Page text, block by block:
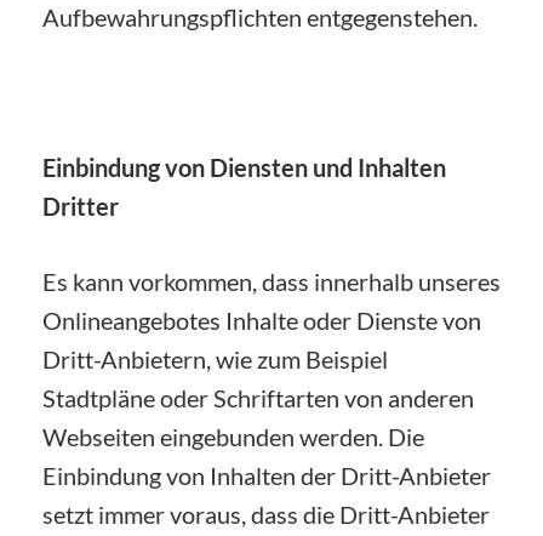
Aufbewahrungspflichten entgegenstehen.
Einbindung von Diensten und Inhalten
Dritter
Es kann vorkommen, dass innerhalb unseres
Onlineangebotes Inhalte oder Dienste von
Dritt-Anbietern, wie zum Beispiel
Stadtpläne oder Schriftarten von anderen
Webseiten eingebunden werden. Die
Einbindung von Inhalten der Dritt-Anbieter
setzt immer voraus, dass die Dritt-Anbieter